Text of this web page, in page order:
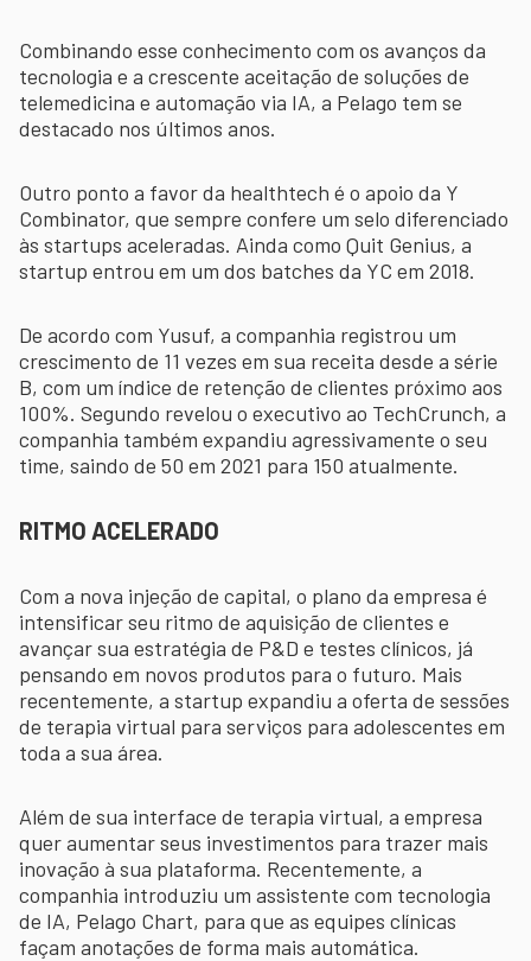
Combinando esse conhecimento com os avanços da
tecnologia e a crescente aceitação de soluções de
telemedicina e automação via IA, a Pelago tem se
destacado nos últimos anos.
Outro ponto a favor da healthtech é o apoio da Y
Combinator, que sempre confere um selo diferenciado
às startups aceleradas. Ainda como Quit Genius, a
startup entrou em um dos batches da YC em 2018.
De acordo com Yusuf, a companhia registrou um
crescimento de 11 vezes em sua receita desde a série
B, com um índice de retenção de clientes próximo aos
100%. Segundo revelou o executivo ao TechCrunch, a
companhia também expandiu agressivamente o seu
time, saindo de 50 em 2021 para 150 atualmente.
RITMO ACELERADO
Com a nova injeção de capital, o plano da empresa é
intensificar seu ritmo de aquisição de clientes e
avançar sua estratégia de P&D e testes clínicos, já
pensando em novos produtos para o futuro. Mais
recentemente, a startup expandiu a oferta de sessões
de terapia virtual para serviços para adolescentes em
toda a sua área.
Além de sua interface de terapia virtual, a empresa
quer aumentar seus investimentos para trazer mais
inovação à sua plataforma. Recentemente, a
companhia introduziu um assistente com tecnologia
de IA, Pelago Chart, para que as equipes clínicas
façam anotações de forma mais automática.